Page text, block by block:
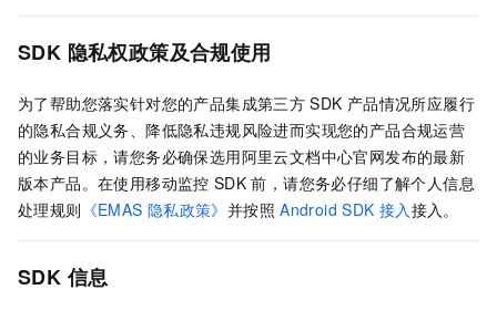
SDK 隐私权政策及合规使用
为了帮助您落实针对您的产品集成第三方 SDK 产品情况所应履行
的隐私合规义务、降低隐私违规风险进而实现您的产品合规运营
的业务目标，请您务必确保选用阿里云文档中心官网发布的最新
版本产品。在使用移动监控 SDK 前，请您务必仔细了解个人信息
处理规则 《EMAS 隐私政策》 并按照 Android SDK 接入接入。
SDK 信息